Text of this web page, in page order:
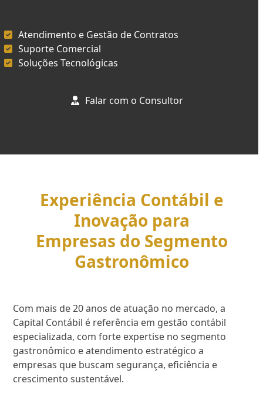
Atendimento e Gestão de Contratos
Suporte Comercial
Soluções Tecnológicas
Falar com o Consultor
Experiência Contábil e
Inovação para
Empresas do Segmento
Gastronômico
Com mais de 20 anos de atuação no mercado, a
Capital Contábil é referência em gestão contábil
especializada, com forte expertise no segmento
gastronômico e atendimento estratégico a
empresas que buscam segurança, eficiência e
crescimento sustentável.